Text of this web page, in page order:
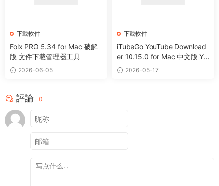
下載軟件
Folx PRO 5.34 for Mac 破解
版 文件下載管理器工具
2026-06-05
下載軟件
iTubeGo YouTube Download
er 10.15.0 for Mac 中文版 Yo
uTube網頁視頻下載工具
2026-05-17
評論 0